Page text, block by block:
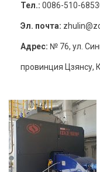
Тел.: 0086-510-
Эл. почта:
Адрес: № 76, ул.
провинция Цзянсу,